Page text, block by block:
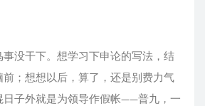
没干下。想学习下申论的写法，结
；想想以后，算了，还是别费力气
日子外就是为领导作假帐——普九，一